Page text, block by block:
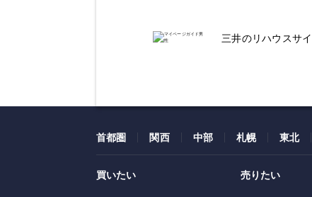
三井のリハウスサ
首都圏 関西 中部 札幌 東北
買いたい 売りたい